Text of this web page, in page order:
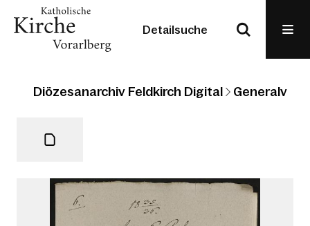
Detailsuche
Diözesanarchiv Feldkirch Digital